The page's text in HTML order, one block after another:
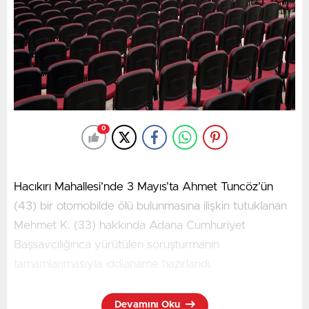
Çalışmalar kapsamında gerekli emniyet tedbirlerinin
alınacağı ve gerekli trafik işaretlemelerinin yapılacağı
belirtilen açıklamada, sürücülerin yol üzerindeki trafik
işaret ve işaretçilerine uymaları gerektiği vurgulandı.
0
Hacıkırı Mahallesi’nde 3 Mayıs’ta Ahmet Tuncöz’ün
(43) bir otomobilde ölü bulunmasına ilişkin tutuklanan
Mehmet K. (33) hakkında Adana Cumhuriyet
Başsavcılığınca yürütülen soruşturmanın
Devamını Oku